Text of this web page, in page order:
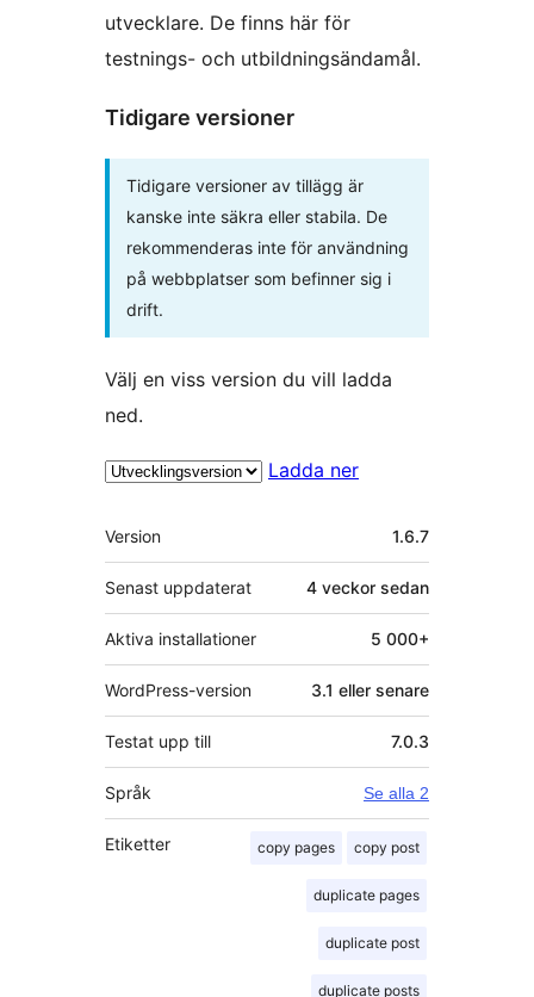
utvecklare. De finns här för
testnings- och utbildningsändamål.
Tidigare versioner
Tidigare versioner av tillägg är
kanske inte säkra eller stabila. De
rekommenderas inte för användning
på webbplatser som befinner sig i
drift.
Välj en viss version du vill ladda
ned.
Ladda ner
Meta
Version 1.6.7
Senast uppdaterat 4 veckor sedan
Aktiva installationer 5 000+
WordPress-version 3.1 eller senare
Testat upp till 7.0.3
Språk Se alla 2
Etiketter copy pages copy post
duplicate pages
duplicate post
duplicate posts